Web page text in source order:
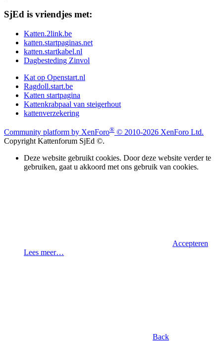
SjEd is vriendjes met:
Katten.2link.be
katten.startpaginas.net
katten.startkabel.nl
Dagbesteding Zinvol
Kat op Openstart.nl
Ragdoll.start.be
Katten startpagina
Kattenkrabpaal van steigerhout
kattenverzekering
Community platform by XenForo® © 2010-2026 XenForo Ltd.
Copyright Kattenforum SjEd ©.
Deze website gebruikt cookies. Door deze website verder te
gebruiken, gaat u akkoord met ons gebruik van cookies.
Accepteren
Lees meer…
Back